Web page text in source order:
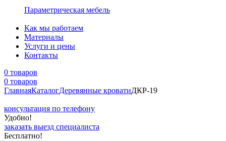
Параметрическая мебель
Как мы работаем
Материалы
Услуги и цены
Контакты
0 товаров
0 товаров
ГлавнаяКаталогДеревянные кроватиДКР-19
консультация по телефону
Удобно!
заказать выезд специалиста
Бесплатно!